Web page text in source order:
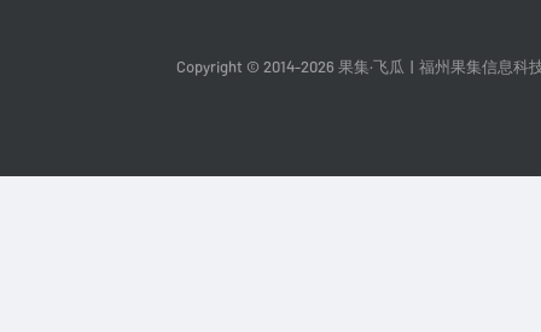
Copyright © 2014-2026 果集·飞瓜 福州果集信息科